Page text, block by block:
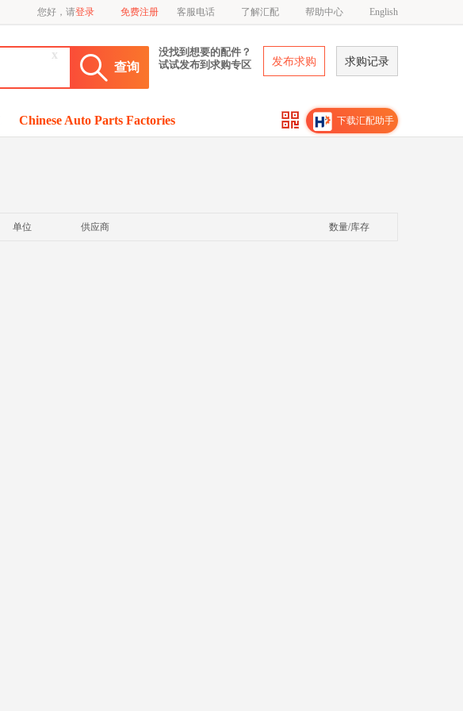
您好，请登录 免费注册 客服电话 了解汇配 帮助中心 English
查询
x
没找到想要的配件？
试试发布到求购专区
发布求购 求购记录
Chinese Auto Parts Factories 下载汇配助手
单位 供应商 数量/库存